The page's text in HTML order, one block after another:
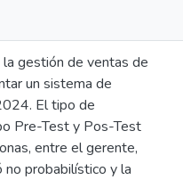
gestión de ventas de
un sistema de
El tipo de
Pre-Test y Pos-Test
entre el gerente,
probabilístico y la